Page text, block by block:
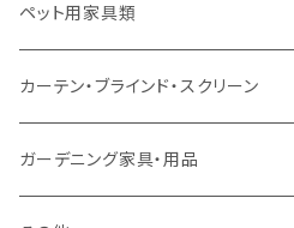
ソファ付属品
クッション・座椅子
ダブルサイズ（マットレス付）
ダブルサイズ以上（マットレス付）
ロフトベッド
サイドテーブル・コーヒーテーブル
デスク
オフィスチェア・ゲーミングチェア
ダイニングベンチ・スツール
コタツ・布団セット
食器棚・収納庫
レンジ台・カウンター
ラック
マット・フロアタイル
ラグ
カーペット
ペット用家具類
カーテン・ブラインド・スクリーン
ガーデニング家具・用品